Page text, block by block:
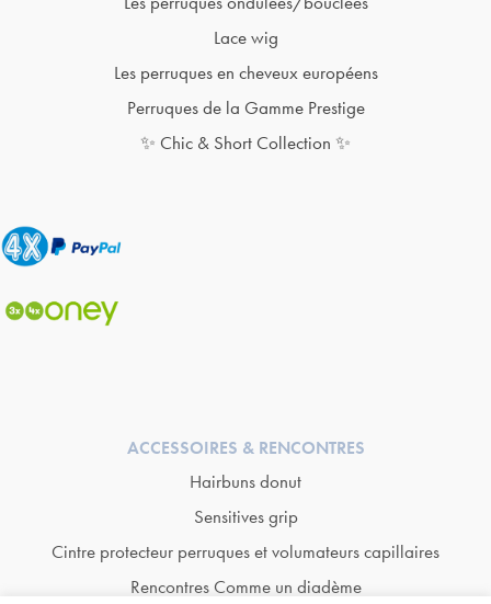
Lace wig
Les perruques en cheveux européens
Perruques de la Gamme Prestige
✨ Chic & Short Collection ✨
ACCESSOIRES & RENCONTRES
Hairbuns donut
Sensitives grip
Cintre protecteur perruques et volumateurs capillaires
Rencontres Comme un diadème